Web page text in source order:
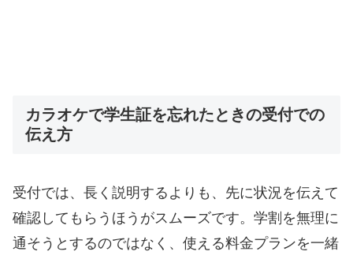
カラオケで学生証を忘れたときの受付での
伝え方
受付では、長く説明するよりも、先に状況を伝えて
確認してもらうほうがスムーズです。学割を無理に
通そうとするのではなく、使える料金プランを一緒